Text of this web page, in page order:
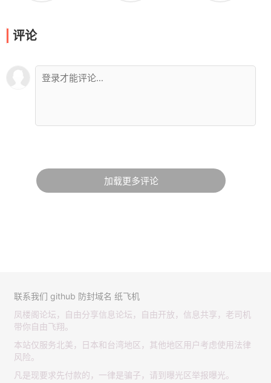
评论
加载更多评论
联系我们 github 防封域名 纸飞机
凤楼阁论坛，自由分享信息论坛，自由开放，信息共享，老司机
带你自由飞翔。
本站仅服务北美，日本和台湾地区，其他地区用户考虑使用法律
风险。
凡是现要求先付款的，一律是骗子，请到曝光区举报曝光。